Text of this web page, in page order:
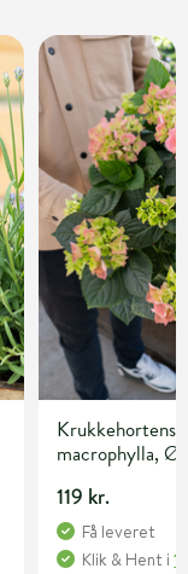
macrophylla,
119 kr.
Få leveret
Klik & Hent i